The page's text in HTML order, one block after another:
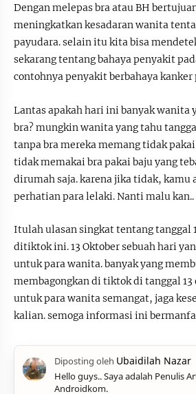
Dengan melepas bra atau BH
meningkatkan kesadaran wanita
payudara. selain itu kita bisa
sekarang tentang bahaya penyakit
contohnya penyakit berbahaya kanker
Lantas apakah hari ini banyak wanita
bra? mungkin wanita yang tahu
tanpa bra mereka memang tidak
tidak memakai bra pakai baju yang
dirumah saja. karena jika tidak, kamu
perhatian para lelaki. Nanti malu kan..
Itulah ulasan singkat tentang tanggal
ditiktok ini. 13 Oktober sebuah hari
untuk para wanita. banyak yang
membagongkan di tiktok di tanggal
untuk para wanita semangat, jaga
kalian. semoga informasi ini
Hello guys.. Saya adalah Penulis
Androidkom.